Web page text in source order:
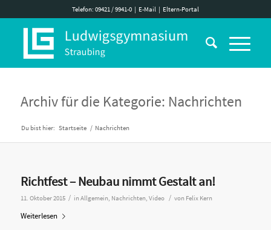
Telefon: 09421 / 9941-0| E-Mail| Eltern-Portal
Archiv für die Kategorie: Nachrichten
Du bist hier: Startseite / Nachrichten
Richtfest – Neubau nimmt Gestalt an!
11. Oktober 2015 / in Allgemein, Nachrichten, Video / von Felix Kern
Weiterlesen